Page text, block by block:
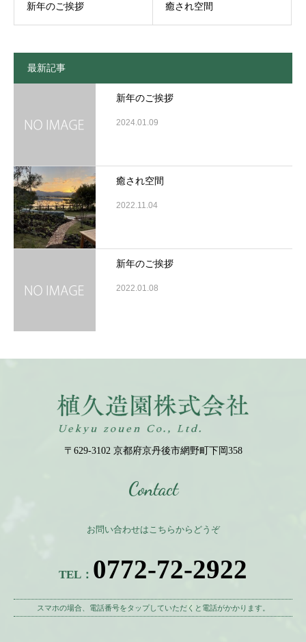
新年のご挨拶 癒され空間
最新記事
新年のご挨拶
2024.01.09
癒され空間
2022.11.04
新年のご挨拶
2022.01.08
〒629-3102 京都府京丹後市網野町下岡358
Contact
お問い合わせはこちらからどうぞ
TEL： 0772-72-2922
スマホの場合、電話番号をタップしていただくと電話がかかります。